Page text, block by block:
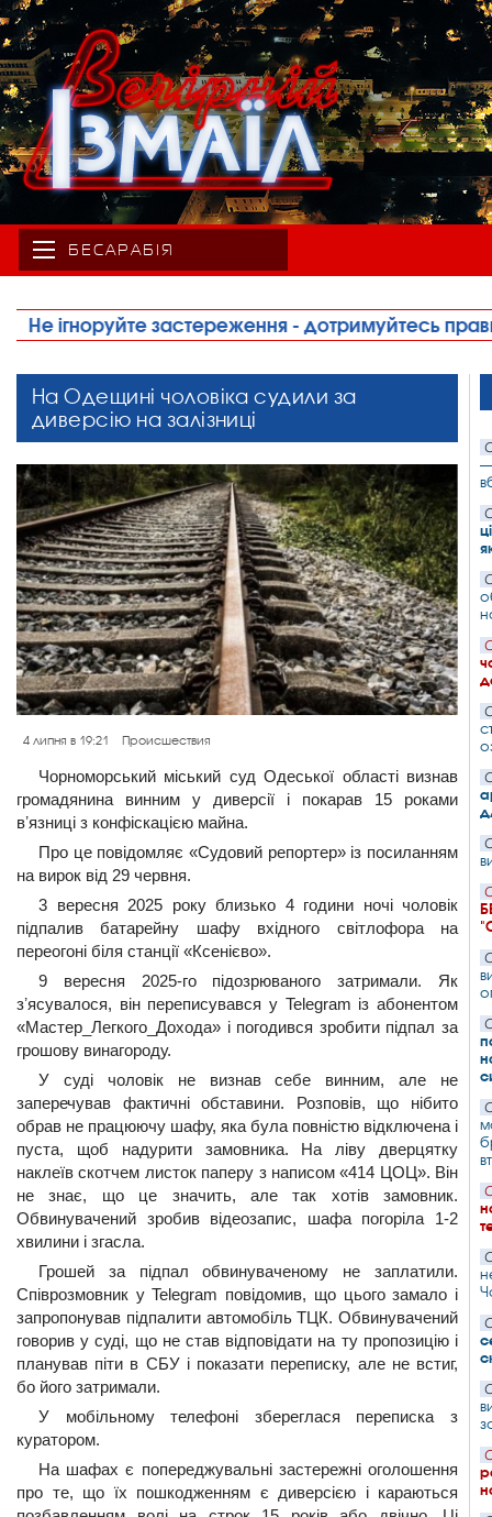
БЕСАРАБІЯ
В Ізмаїлі троє чоловіків постануть перед
На Одещині чоловіка судили за
диверсію на залізниці
4 липня в 19:21 Происшествия
Чорноморський міський суд Одеської області визнав
громадянина винним у диверсії і покарав 15 роками
вʼязниці з конфіскацією майна.
Про це повідомляє «Судовий репортер» із посиланням
на вирок від 29 червня.
3 вересня 2025 року близько 4 години ночі чоловік
підпалив батарейну шафу вхідного світлофора на
переогоні біля станції «Ксенієво».
9 вересня 2025-го підозрюваного затримали. Як
зʼясувалося, він переписувався у Telegram із абонентом
«Мастер_Легкого_Дохода» і погодився зробити підпал за
грошову винагороду.
У суді чоловік не визнав себе винним, але не
заперечував фактичні обставини. Розповів, що нібито
обрав не працюючу шафу, яка була повністю відключена і
пуста, щоб надурити замовника. На ліву дверцятку
наклеїв скотчем листок паперу з написом «414 ЦОЦ». Він
не знає, що це значить, але так хотів замовник.
Обвинувачений зробив відеозапис, шафа погоріла 1-2
хвилини і згасла.
Грошей за підпал обвинуваченому не заплатили.
Співрозмовник у Telegram повідомив, що цього замало і
запропонував підпалити автомобіль ТЦК. Обвинувачений
говорив у суді, що не став відповідати на ту пропозицію і
планував піти в СБУ і показати переписку, але не встиг,
бо його затримали.
У мобільному телефоні збереглася переписка з
куратором.
На шафах є попереджувальні застережні оголошення
про те, що їх пошкодженням є диверсією і караються
—